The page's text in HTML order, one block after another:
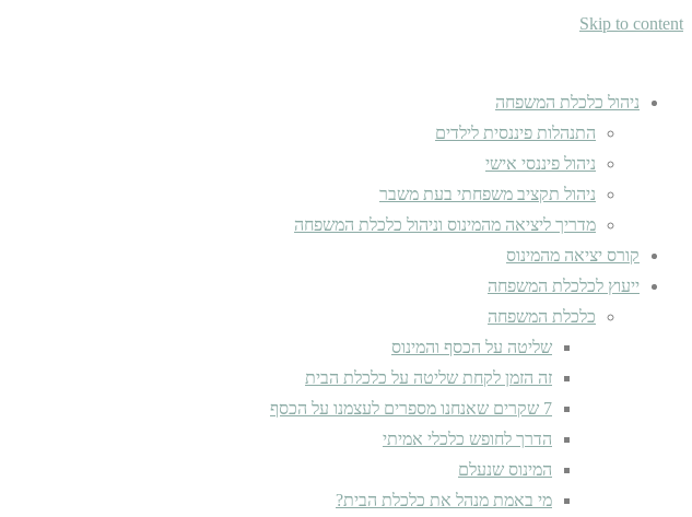
Skip to content
ניהול כלכלת המשפחה
התנהלות פיננסית לילדים
ניהול פיננסי אישי
ניהול תקציב משפחתי בעת משבר
מדריך ליציאה מהמינוס וניהול כלכלת המשפחה
קורס יציאה מהמינוס
ייעוץ לכלכלת המשפחה
כלכלת המשפחה
שליטה על הכסף והמינוס
זה הזמן לקחת שליטה על כלכלת הבית
7 שקרים שאנחנו מספרים לעצמנו על הכסף
הדרך לחופש כלכלי אמיתי
המינוס שנעלם
מי באמת מנהל את כלכלת הבית?